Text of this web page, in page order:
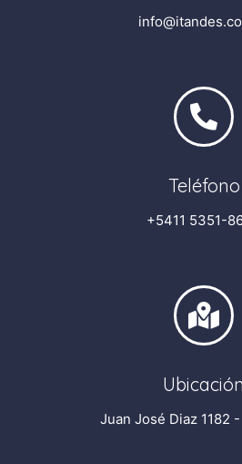
Teléfono
+5411 5351-
Ubicación
Juan José Diaz 1182